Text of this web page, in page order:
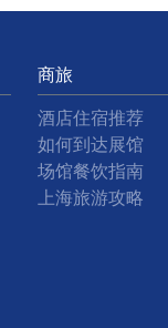
商旅
酒店住宿推荐
如何到达展馆
场馆餐饮指南
上海旅游攻略